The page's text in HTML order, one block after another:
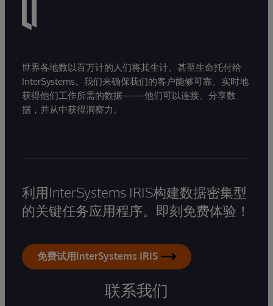
世界各地数以百万计的人们将其生计、甚至生命托付给
InterSystems。我们来确保我们的客户能够可靠、实时地
获得他们工作所需的数据——他们可以连接、分享数
据，并从中获得洞察力。
利用InterSystems IRIS构建数据密集型
的关键任务应用程序。即刻免费体验！
免费试用InterSystems IRIS
联系我们